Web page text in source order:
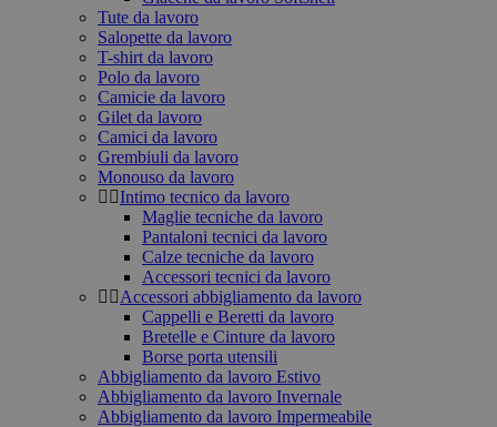
Tute da lavoro
Salopette da lavoro
T-shirt da lavoro
Polo da lavoro
Camicie da lavoro
Gilet da lavoro
Camici da lavoro
Grembiuli da lavoro
Monouso da lavoro
Intimo tecnico da lavoro
Maglie tecniche da lavoro
Pantaloni tecnici da lavoro
Calze tecniche da lavoro
Accessori tecnici da lavoro
Accessori abbigliamento da lavoro
Cappelli e Beretti da lavoro
Bretelle e Cinture da lavoro
Borse porta utensili
Abbigliamento da lavoro Estivo
Abbigliamento da lavoro Invernale
Abbigliamento da lavoro Impermeabile